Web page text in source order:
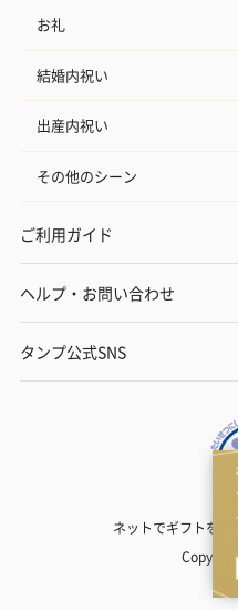
お礼
結婚内祝い
出産内祝い
その他のシーン
ご利用ガイド
ヘルプ・お問い合わせ
タンプ公式SNS
ネットでギフトを贈